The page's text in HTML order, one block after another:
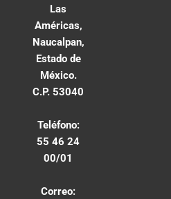
Las
Américas,
Naucalpan,
Estado de
México.
C.P. 53040
Teléfono:
55 46 24
00/01
Correo: